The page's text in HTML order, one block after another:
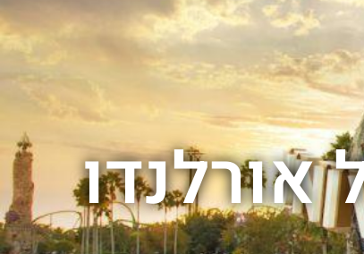
אורלנדו